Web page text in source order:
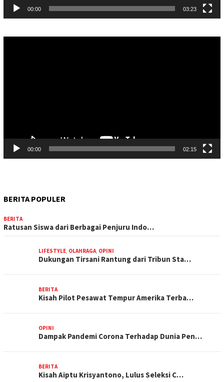
00:00 03:23
00:00 02:15
BERITA POPULER
BERITA
Ratusan Siswa dari Berbagai Penjuru Indo…
LIFESTYLE, OLAHRAGA, OPINI
Dukungan Tirsani Rantung dari Tribun Sta…
BERITA
Kisah Pilot Pesawat Tempur Amerika Terba…
OPINI
Dampak Pandemi Corona Terhadap Dunia Pen…
BERITA
Kisah Aiptu Krisyantono, Lulus Seleksi C…